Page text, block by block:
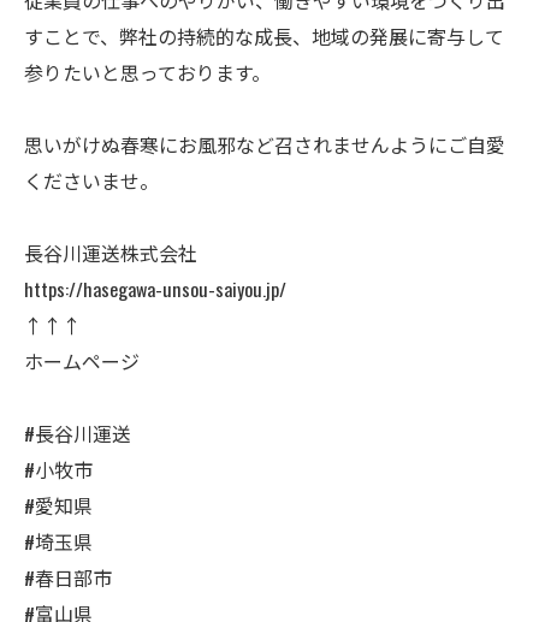
すことで、弊社の持続的な成長、地域の発展に寄与して
参りたいと思っております。
思いがけぬ春寒にお風邪など召されませんようにご自愛
くださいませ。
長谷川運送株式会社
https://hasegawa-unsou-saiyou.jp/
↑↑↑
ホームページ
#長谷川運送
#小牧市
#愛知県
#埼玉県
#春日部市
#富山県